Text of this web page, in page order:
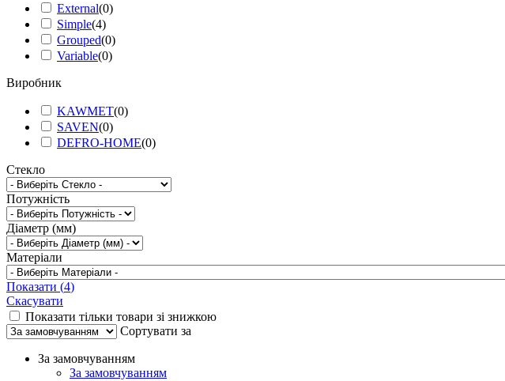
External(0)
Simple(4)
Grouped(0)
Variable(0)
Виробник
KAWMET(0)
SAVEN(0)
DEFRO-HOME(0)
Стекло
Потужність
Діаметр (мм)
Матеріали
Показати (4)
Скасувати
Показати тільки товари зі знижкою
Сортувати за
За замовчуванням
За замовчуванням